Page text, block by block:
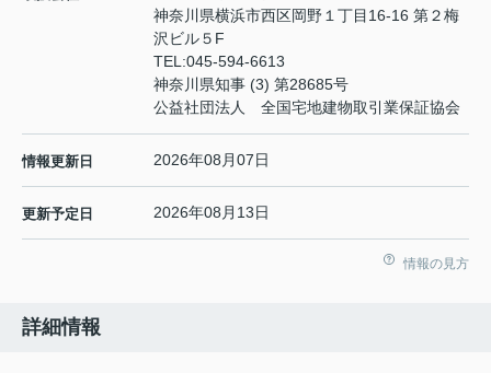
神奈川県横浜市西区岡野１丁目16-16 第２梅
沢ビル５F
TEL:045-594-6613
神奈川県知事 (3) 第28685号
公益社団法人 全国宅地建物取引業保証協会
情報更新日 2026年08月07日
更新予定日 2026年08月13日
情報の見方
詳細情報